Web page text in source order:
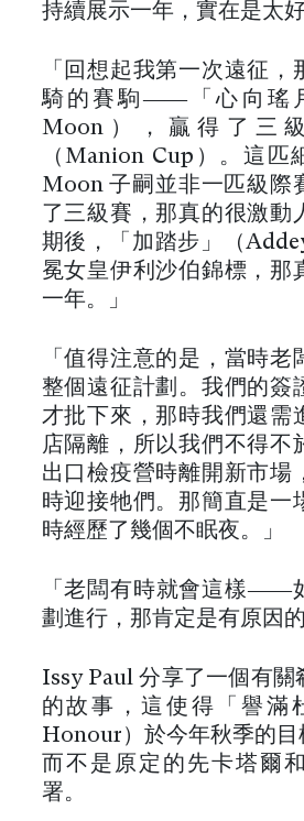
持續展示一年，實在是太好
「回想起我第一次遠征，
騎的賽駒——「心向瑤
Moon），贏得了三
（Manion Cup）。這匹
Moon 子嗣並非一匹級際
了三級賽，那真的很激動
期後，「加踏步」（
冕女皇伊利沙伯錦標，那
一年。」
「值得注意的是，當時老
整個遠征計劃。我們的簽
才批下來，那時我們還需
店隔離，所以我們不得不
出口檢疫營時離開新市場
時迎接牠們。那簡直是一
時經歷了幾個不眠夜。」
「老闆有時就會這樣——
劃進行，那肯定是有原因的
Issy Paul 分享了一個有關
的故事，這使得「譽滿
Honour）於今年秋季的目
而不是原定的先卡塔爾
署。